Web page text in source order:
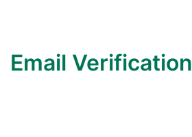
Email Verification